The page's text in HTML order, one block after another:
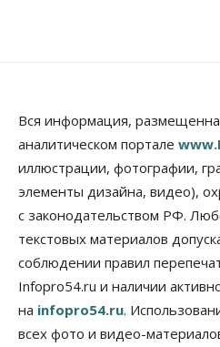
Вся информация,
аналитическом портале
иллюстрации, фотографии,
элементы дизайна, видео),
с законодательством РФ.
текстовых материалов
соблюдении правил
Infopro54.ru и наличии
на infopro54.ru.
всех фото и видео-